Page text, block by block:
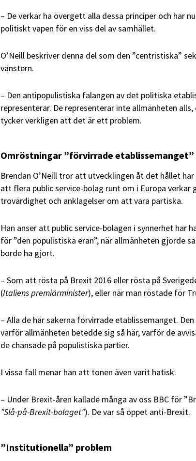
– De verkar ha övergett alla dessa principer och har
politiskt vapen för en viss del av samhället.
O’Neill beskriver denna del som den ”centristiska”
vänstern.
– Den antipopulistiska falangen av det politiska
representerar. De representerar inte allmänheten
tycker verkligen att det är ett problem.
Omröstningar ”förvirrade etablissemanget”
Brendan O’Neill tror att utvecklingen åt det hållet
att flera public service-bolag runt om i Europa verkar
trovärdighet och anklagelser om att vara partiska.
Han anser att public service-bolagen i synnerhet har
för ”den populistiska eran”, när allmänheten gjorde
borde ha gjort.
– Som att rösta på Brexit 2016 eller rösta på
(Italiens premiärminister), eller när man röstade för
– Alla de här sakerna förvirrade etablissemanget.
varför allmänheten betedde sig så här, varför de
de chansade på populistiska partier.
I vissa fall menar han att tonen även varit hatisk.
– Under Brexit-åren kallade många av oss BBC för
”Slå-på-Brexit-bolaget”). De var så öppet anti-Brexit.
”Institutionella” problem